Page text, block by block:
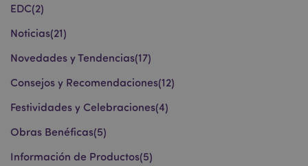
EDC(2)
Noticias(21)
Novedades y Tendencias(17)
Consejos y Recomendaciones(12)
Festividades y Celebraciones(4)
Obras Benéficas(5)
Información de Productos(5)
Las cookies estrictamente necesarias permiten la
sesión del usuario y la gestión de la cuenta. El sitio
web no puede funcionar correctamente sin las
cookies estrictamente necesarias.
Nombre
_GRECAPTCHA